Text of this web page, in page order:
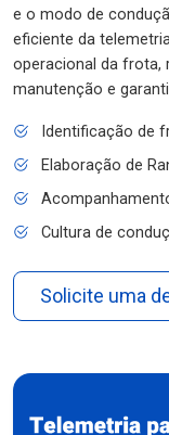
e o modo de
eficiente da
operacional da frota,
manutenção e
Identificação de
Elaboração de
Cultura de
Solicite uma